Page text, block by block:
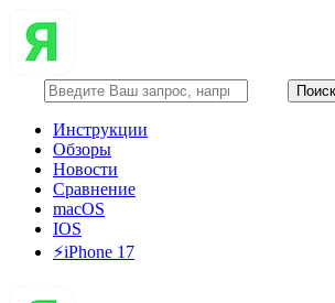
Инструкции
Обзоры
Новости
Сравнение
macOS
IOS
⚡️iPhone 17